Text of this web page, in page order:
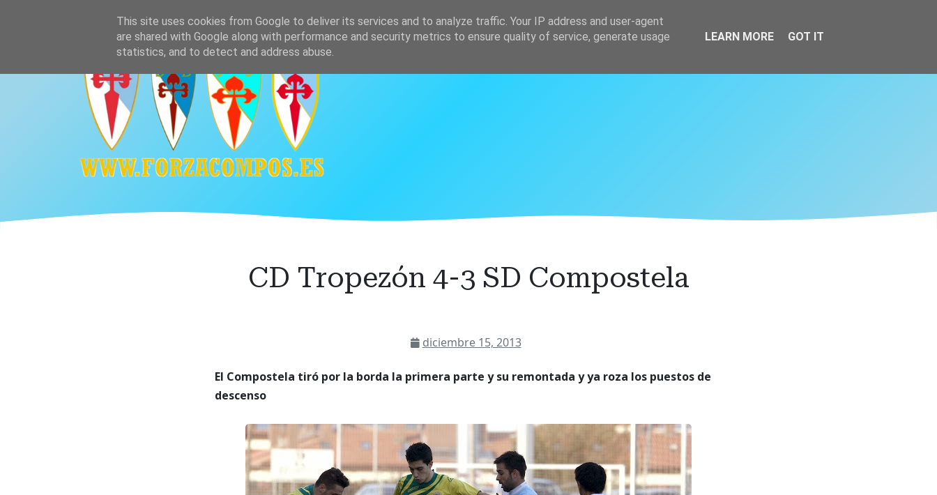
Home Plantilla Calendario y resultados Clasificación
CD Tropezón 4-3 SD Compostela
diciembre 15, 2013
El Compostela tiró por la borda la primera parte y su remontada y ya roza los puestos de
descenso
This site uses cookies from Google to deliver its services and to analyze traffic. Your IP address and user-agent
are shared with Google along with performance and security metrics to ensure quality of service, generate usage
statistics, and to detect and address abuse.
LEARN MORE GOT IT